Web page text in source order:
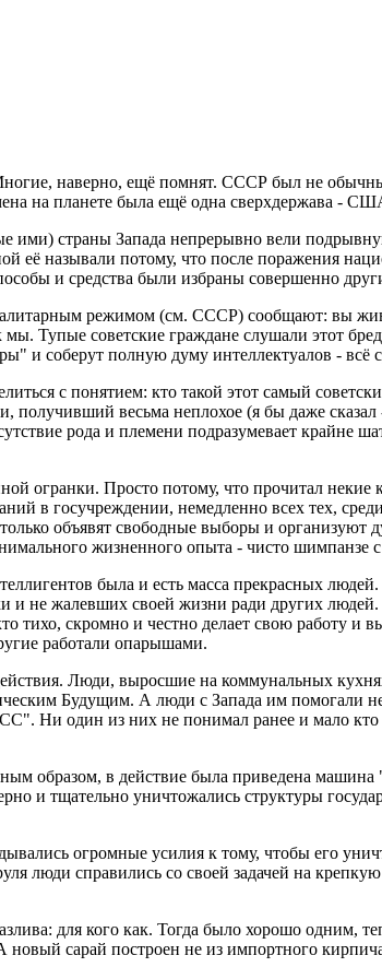
наверно, ещё помнят. СССР был не
на планете была ещё одна сверхдержава -
ими) страны Запада непрерывно вели
называли потому, что после поражения
и средства были избраны совершенно
режимом (см. СССР) сообщают: вы
Тупые советские граждане слушали этот
и соберут полную думу интеллектуалов - всё
с понятием: кто такой этот самый
получивший весьма неплохое (я бы даже
рода и племени подразумевает крайне
огранки. Просто потому, что прочитал
в госучреждении, немедленно всех тех,
объявят свободные выборы и организуют
жизненного опыта - чисто шимпанзе с
была и есть масса прекрасных
не жалевших своей жизни ради других
тихо, скромно и честно делает свою работу и
работали опарышами.
Люди, выросшие на коммунальных
Будущим. А люди с Запада им помогали
Ни один из них не понимал ранее и мало
образом, в действие была приведена машина
и тщательно уничтожались структуры
огромные усилия к тому, чтобы его
люди справились со своей задачей на
для кого как. Тогда было хорошо одним,
сарай построен не из импортного